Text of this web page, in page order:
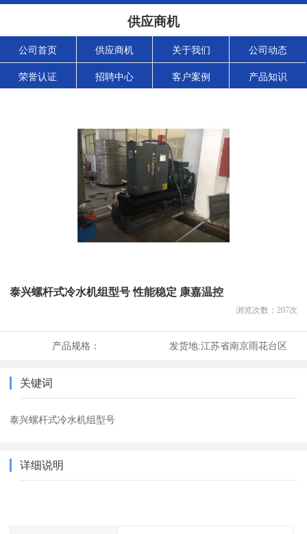
供应商机
公司首页 供应商机 关于我们 公司动态
荣誉认证 招聘中心 客户案例 产品知识
泰兴螺杆式冷水机组型号 性能稳定 康嘉温控
浏览次数： 207次
产品规格： 发货地:江苏省南京雨花台区
关键词
泰兴螺杆式冷水机组型号
详细说明